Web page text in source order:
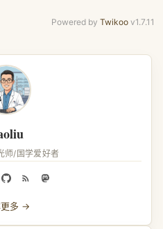
Powered by Twikoo v1.7.11
师/国学爱好者
更多 →